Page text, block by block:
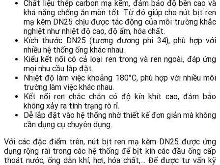
Chất liệu thép carbon mạ kẽm, đảm bảo độ bền cao và
khả năng chống ăn mòn tốt. Từ đó giúp cho nút bịt ren
mạ kẽm DN25 chịu được tác động của môi trường khắc
nghiệt như nhiệt độ cao, độ ẩm, hóa chất.
Kích thước DN25 (tương đương phi 34), phù hợp với
nhiều hệ thống ống khác nhau.
Kiểu kết nối có cả loại ren trong và ren ngoài, đáp ứng
mọi nhu cầu lắp đặt.
Nhiệt độ làm việc khoảng 180°C, phù hợp với nhiều môi
trường làm việc khác nhau.
Kết nối ren chắc chắn có độ kín khít cao, đảm bảo
không xảy ra tình trạng rò rỉ.
Dễ lắp đặt vào hệ thống nhờ thiết kế đơn giản mà không
cần dụng cụ chuyên dụng.
Với các đặc điểm trên, nút bịt ren mạ kẽm DN25 được ứng
dụng rộng rãi trong các hệ thống để bịt kín các đầu ống cấp
thoát nước, ống dẫn khí, hơi, hóa chất,… Để được tư vấn kỹ